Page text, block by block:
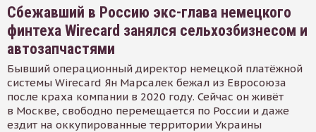
Сбежавший в Россию экс-глава немецкого
финтеха Wirecard занялся сельхозбизнесом и
автозапчастями
Бывший операционный директор немецкой платёжной
системы Wirecard Ян Марсалек бежал из Евросоюза
после краха компании в 2020 году. Сейчас он живёт
в Москве, свободно перемещается по России и даже
ездит на оккупированные территории Украины